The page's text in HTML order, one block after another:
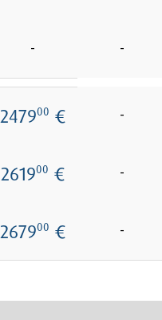
- -
247900 € -
261900 € -
267900 € -